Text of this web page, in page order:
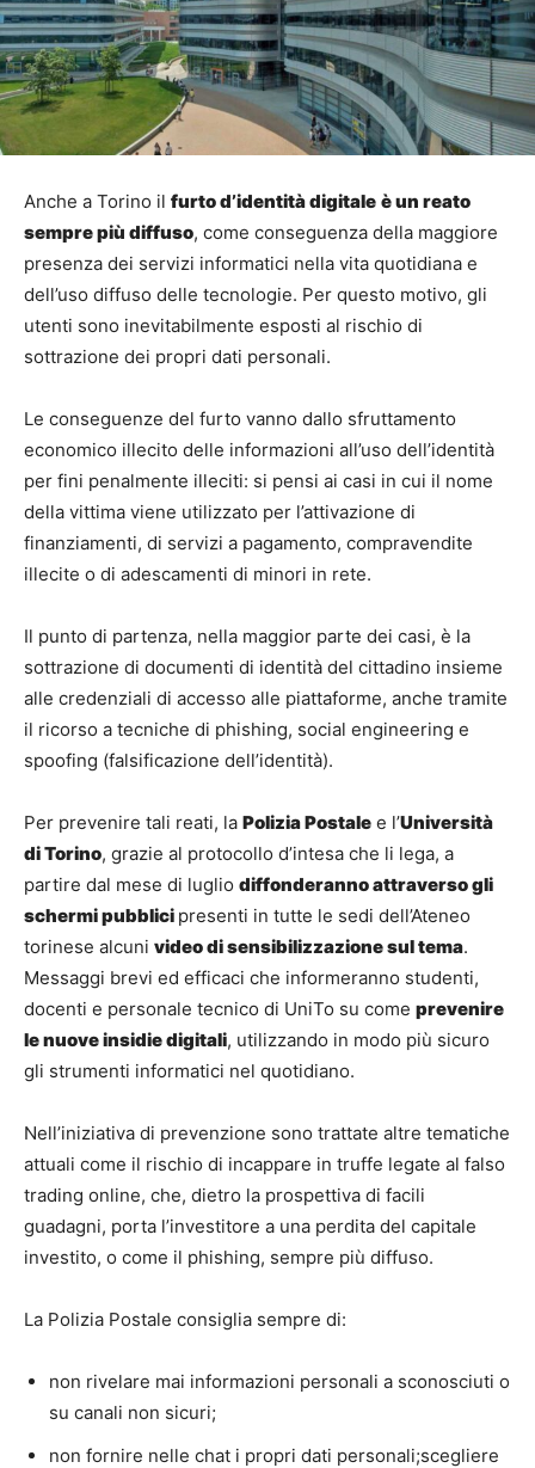
Anche a Torino il furto d’identità digitale è un reato
sempre più diffuso, come conseguenza della maggiore
presenza dei servizi informatici nella vita quotidiana e
dell’uso diffuso delle tecnologie. Per questo motivo, gli
utenti sono inevitabilmente esposti al rischio di
sottrazione dei propri dati personali.
Le conseguenze del furto vanno dallo sfruttamento
economico illecito delle informazioni all’uso dell’identità
per fini penalmente illeciti: si pensi ai casi in cui il nome
della vittima viene utilizzato per l’attivazione di
finanziamenti, di servizi a pagamento, compravendite
illecite o di adescamenti di minori in rete.
Il punto di partenza, nella maggior parte dei casi, è la
sottrazione di documenti di identità del cittadino insieme
alle credenziali di accesso alle piattaforme, anche tramite
il ricorso a tecniche di phishing, social engineering e
spoofing (falsificazione dell’identità).
Per prevenire tali reati, la Polizia Postale e l’Università
di Torino, grazie al protocollo d’intesa che li lega, a
partire dal mese di luglio diffonderanno attraverso gli
schermi pubblici presenti in tutte le sedi dell’Ateneo
torinese alcuni video di sensibilizzazione sul tema.
Messaggi brevi ed efficaci che informeranno studenti,
docenti e personale tecnico di UniTo su come prevenire
le nuove insidie digitali, utilizzando in modo più sicuro
gli strumenti informatici nel quotidiano.
Nell’iniziativa di prevenzione sono trattate altre tematiche
attuali come il rischio di incappare in truffe legate al falso
trading online, che, dietro la prospettiva di facili
guadagni, porta l’investitore a una perdita del capitale
investito, o come il phishing, sempre più diffuso.
La Polizia Postale consiglia sempre di:
non rivelare mai informazioni personali a sconosciuti o
su canali non sicuri;
non fornire nelle chat i propri dati personali;scegliere